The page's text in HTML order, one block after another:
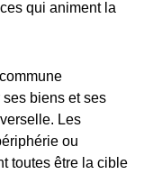
qui animent la
biens et ses
Les
ou
toutes être la cible